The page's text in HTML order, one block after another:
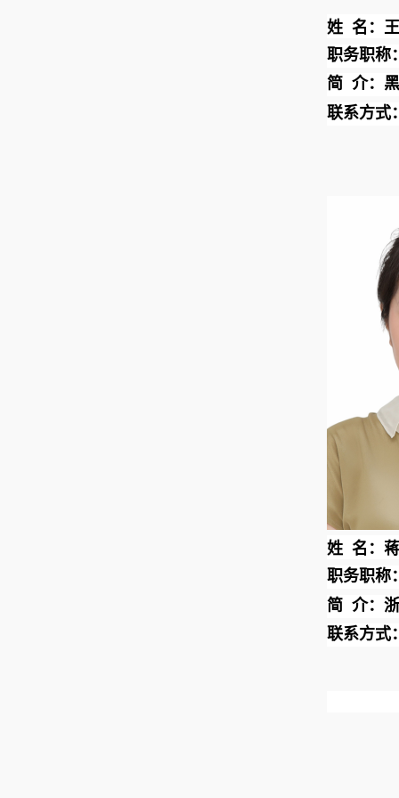
姓 名：
职务职称
简 介：
联系方式
姓 名：
职务职称
简 介：
联系方式